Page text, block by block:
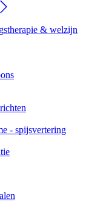
& welzijn
- spijsvertering